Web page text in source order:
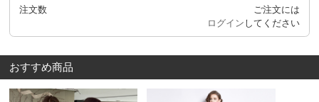
注文数
ご注文には
ログイン してください
おすすめ商品